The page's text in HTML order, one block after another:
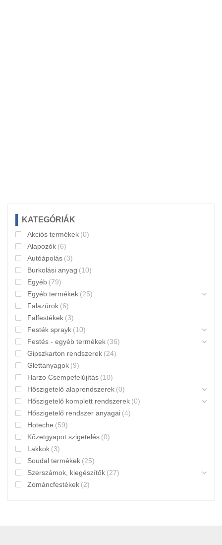
KATEGÓRIÁK
Akciós termékek (0)
Alapozók (6)
Autóápolás (3)
Burkolási anyag (10)
Egyéb (79)
Egyéb termékek (25)
Falazúrok (6)
Falfestékek (3)
Festék sprayk (10)
Festés - egyéb termékek (36)
Gipszkarton rendszerek (24)
Glettanyagok (9)
Harzo Csempefelújítás (10)
Hőszigetelő alaprendszerek (0)
Hőszigetelő komplett rendszerek (0)
Hőszigetelő rendszer anyagai (4)
Hoteche (59)
Kőzetgyapot szigetelés (0)
Lakkok (3)
Soudal termékek (25)
Szerszámok, kiegészítők (27)
Zománcfestékek (2)